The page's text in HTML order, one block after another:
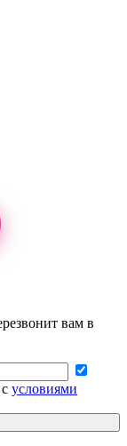
вам в
условиями